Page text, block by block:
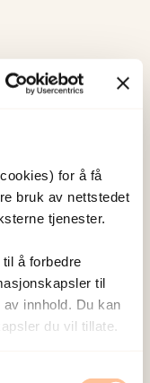
for å få
bruk av nettstedet
tjenester.
å forbedre
til
innhold. Du kan
du vil tillate.